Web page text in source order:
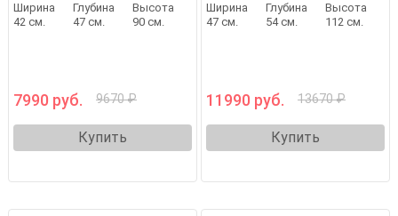
Ширина
42 см.
Глубина
47 см.
Высота
90 см.
7990 руб. 9670 ₽
Купить
Ширина
47 см.
Глубина
54 см.
Высота
112 см.
11990 руб. 13670 ₽
Купить